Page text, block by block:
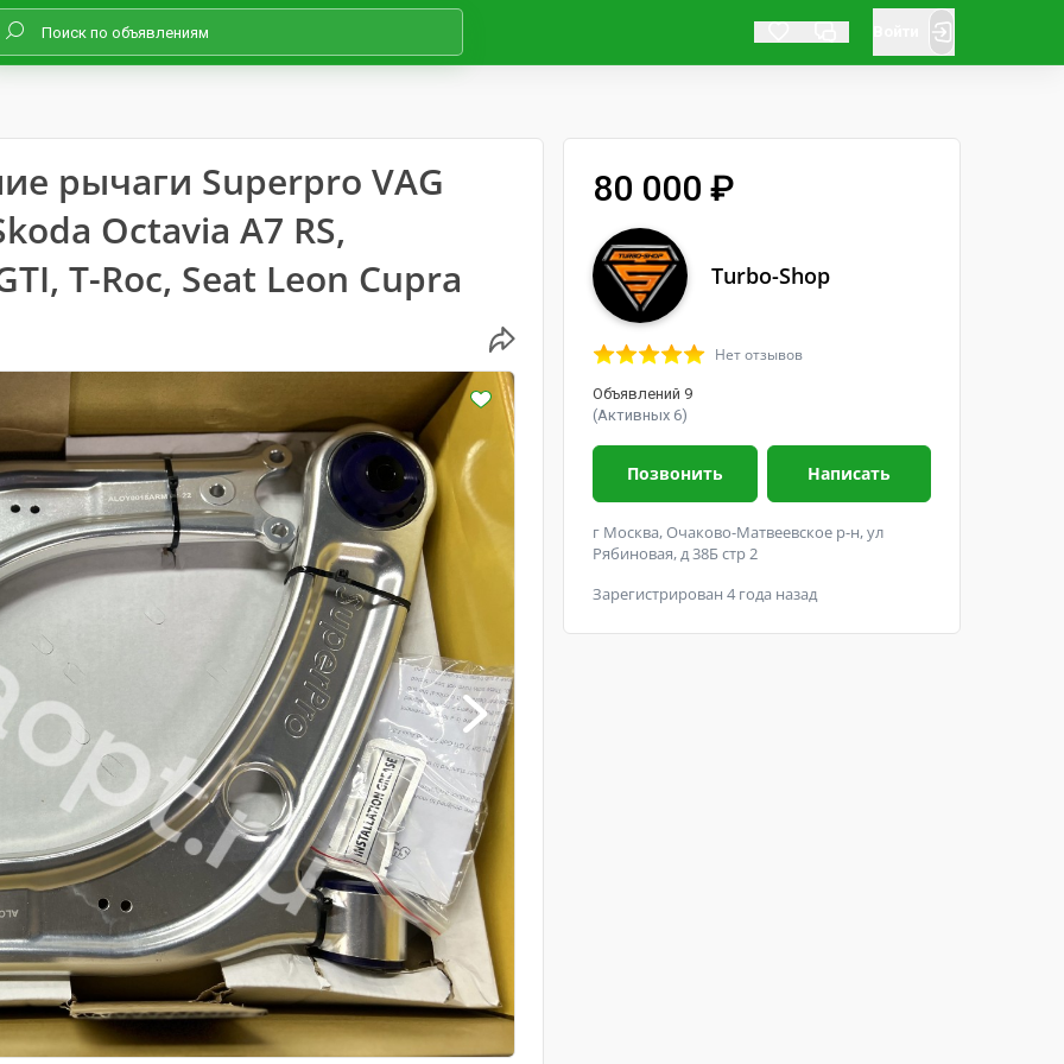
рычаги Superpro VAG
Octavia A7 RS,
T-Roc, Seat Leon Cupra
80 000 ₽
Turbo-Shop
Нет отзывов
Объявлений 9
(Активных 6)
Позвонить Написать
г Москва, Очаково-Матвеевское р-н, ул
Рябиновая, д 38Б стр 2
Зарегистрирован 4 года назад